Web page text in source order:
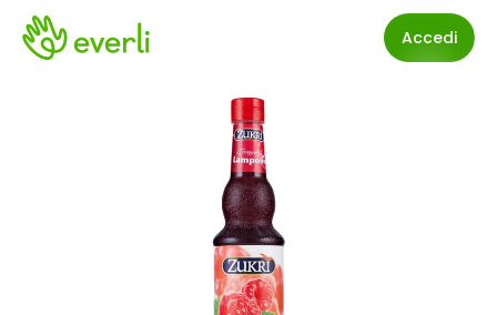
Accedi